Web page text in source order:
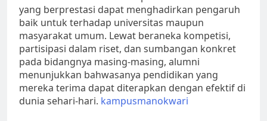
yang berprestasi dapat menghadirkan pengaruh
baik untuk terhadap universitas maupun
masyarakat umum. Lewat beraneka kompetisi,
partisipasi dalam riset, dan sumbangan konkret
pada bidangnya masing-masing, alumni
menunjukkan bahwasanya pendidikan yang
mereka terima dapat diterapkan dengan efektif di
dunia sehari-hari. kampusmanokwari